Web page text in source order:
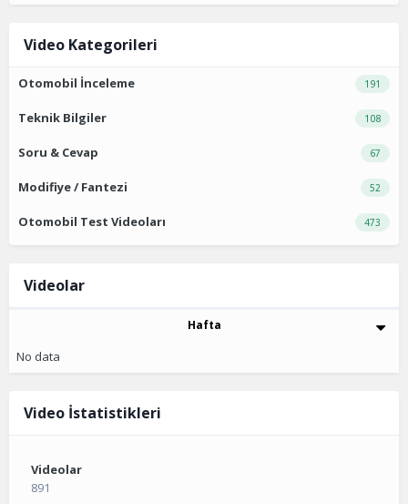
Video Kategorileri
191
Otomobil İnceleme
108
Teknik Bilgiler
67
Soru & Cevap
52
Modifiye / Fantezi
473
Otomobil Test Videoları
Videolar
Hafta
No data
Video İstatistikleri
Videolar
891